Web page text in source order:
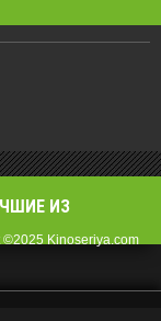
ИЗ
©2025 Kinoseriya.com